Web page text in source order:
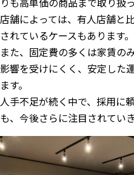
店舗によっては、有人店舗と
されているケースもあります。
また、固定費の多くは家賃の
影響を受けにくく、安定した
ます。
人手不足が続く中で、採用に
も、今後さらに注目されてい